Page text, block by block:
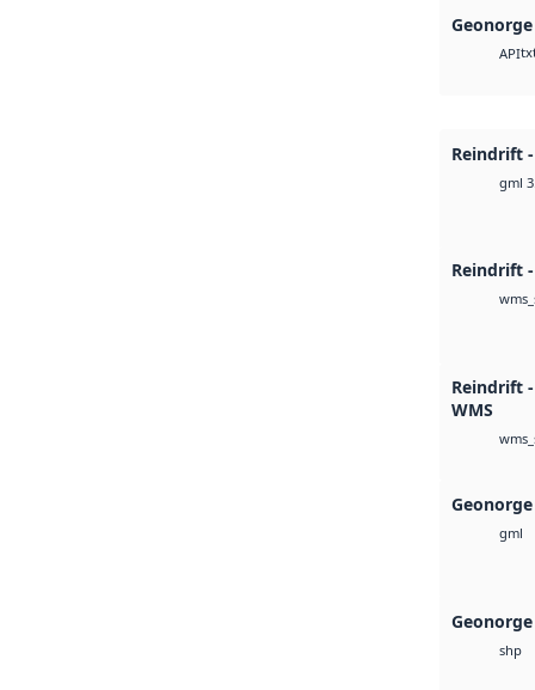
API
Reindrift
gml
Reindrift
Reindrift
WMS
gml
shp